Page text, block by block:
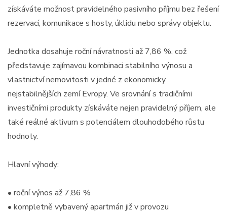
získáváte možnost pravidelného pasivního příjmu bez řešení
rezervací, komunikace s hosty, úklidu nebo správy objektu.
Jednotka dosahuje roční návratnosti až 7,86 %, což
představuje zajímavou kombinaci stabilního výnosu a
vlastnictví nemovitosti v jedné z ekonomicky
nejstabilnějších zemí Evropy. Ve srovnání s tradičními
investičními produkty získáváte nejen pravidelný příjem, ale
také reálné aktivum s potenciálem dlouhodobého růstu
hodnoty.
Hlavní výhody:
• roční výnos až 7,86 %
• kompletně vybavený apartmán již v provozu